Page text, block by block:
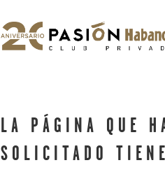
LA PÁGINA QUE
SOLICITADO